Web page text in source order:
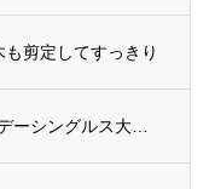
剪定してすっきり